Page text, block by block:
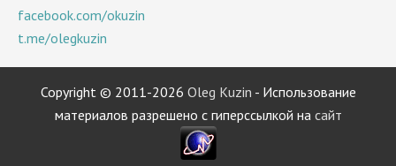
facebook.com/okuzin
t.me/olegkuzin
Copyright © 2011-2026 Oleg Kuzin - Использование
материалов разрешено с гиперссылкой на сайт